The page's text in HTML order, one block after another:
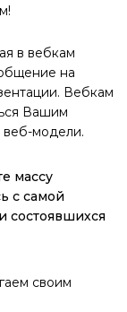
в вебкам
на
Вебкам
Вашим
веб-модели.
массу
с самой
состоявшихся
своим